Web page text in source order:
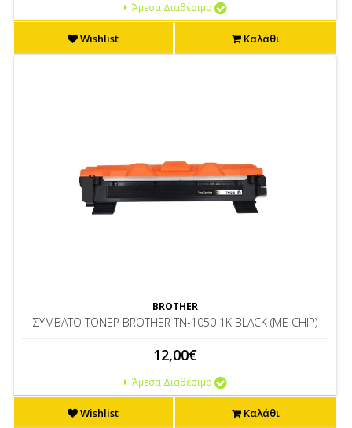
Άμεσα Διαθέσιμο
Wishlist Καλάθι
BROTHER
ΣΥΜBΑΤΟ ΤΟΝΕΡ BROTHER ΤΝ-1050 1K BLACK (ME CHIP)
12,00€
Άμεσα Διαθέσιμο
Wishlist Καλάθι